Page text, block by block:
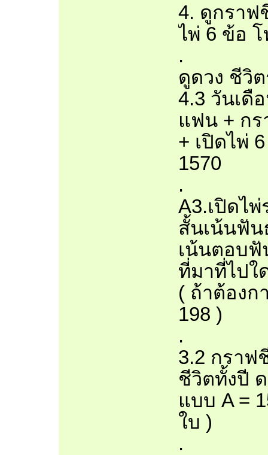
4. ดูกราฟ
ไพ่ 6 ข้อ
.
ดูดวง ชีวิ
4.3 วันเดื
แฟน + ก
+ เปิดไพ่
1570
.
A3.เปิดไ
สั้นเน้นฟัน
เน้นตอบฟั
ที่มาที่ไปใ
( ถ้าต้องก
198 )
.
3.2 กราฟ
ชีวิตทั้งปี
แบบ A =
ใบ )
.